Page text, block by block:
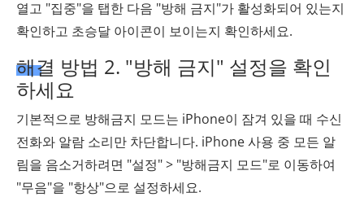
열고 "집중"을 탭한 다음 "방해 금지"가 활성화되어 있는지
확인하고 초승달 아이콘이 보이는지 확인하세요.
해결 방법 2. "방해 금지" 설정을 확인
하세요
기본적으로 방해금지 모드는 iPhone이 잠겨 있을 때 수신
전화와 알람 소리만 차단합니다. iPhone 사용 중 모든 알
림을 음소거하려면 "설정" > "방해금지 모드"로 이동하여
"무음"을 "항상"으로 설정하세요.